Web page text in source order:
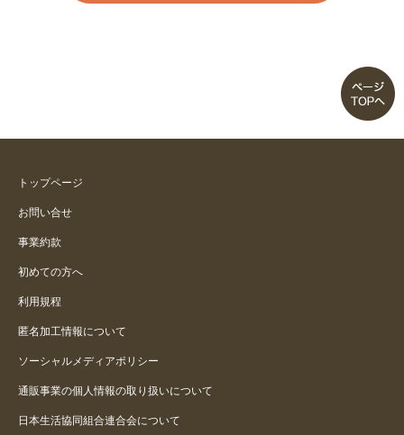
トップページ
お問い合せ
事業約款
初めての方へ
利用規程
匿名加工情報について
ソーシャルメディアポリシー
通販事業の個人情報の取り扱いについて
日本生活協同組合連合会について